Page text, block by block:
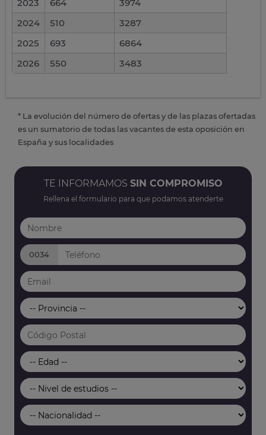
2023 664
3974
2024
510
3287
2025
693
6864
2026
550 3483
* La evolución del número de ofertas y de las plazas ofertadas
es un sumatorio de todas las vacantes de esta oposición en
España y sus localidades
TE INFORMAMOS SIN COMPROMISO
Rellena el formulario para que podamos atenderte
0034